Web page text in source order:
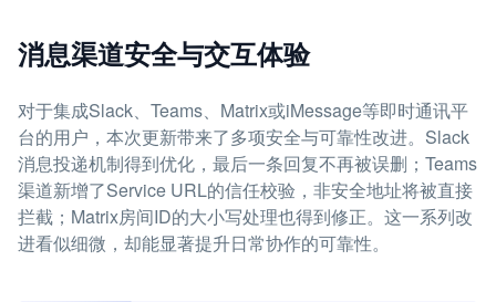
消息渠道安全与交互体验
对于集成Slack、Teams、Matrix或iMessage等即时通讯平
台的用户，本次更新带来了多项安全与可靠性改进。Slack
消息投递机制得到优化，最后一条回复不再被误删；Teams
渠道新增了Service URL的信任校验，非安全地址将被直接
拦截；Matrix房间ID的大小写处理也得到修正。这一系列改
进看似细微，却能显著提升日常协作的可靠性。